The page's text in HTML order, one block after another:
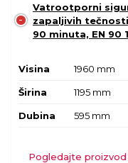
Vatrootporni
zapaljivih
90 minuta, EN 90
Visina 1960 mm
Širina 1195 mm
Dubina 595 mm
Pogledajte proizvod